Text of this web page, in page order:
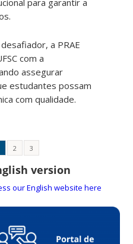
a PRAE
com a
assegurar
estudantes possam
com qualidade.
2 3
version
our English website here